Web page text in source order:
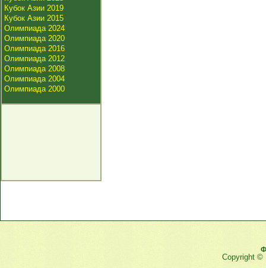
Кубок Азии 2019
Кубок Азии 2015
Олимпиада 2024
Олимпиада 2020
Олимпиада 2016
Олимпиада 2012
Олимпиада 2008
Олимпиада 2004
Олимпиада 2000
Copyright ©